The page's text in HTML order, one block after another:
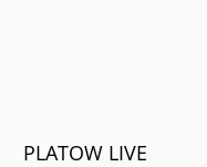
PLATOW LIVE